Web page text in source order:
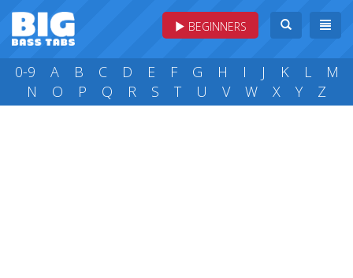
BEGINNERS
0-9 A B C D E F G H I J K L
M
N
O P Q R S T U V W X Y Z